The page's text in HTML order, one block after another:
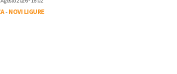
-NOVI LIGURE